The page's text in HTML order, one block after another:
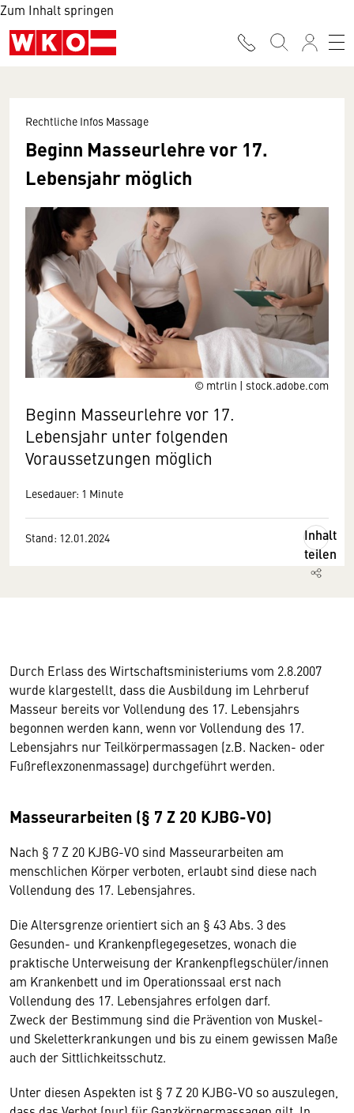
Zum Inhalt springen
© mtrlin | stock.adobe.com
Rechtliche Infos Massage
Beginn Masseurlehre vor 17.
Lebensjahr möglich
Beginn Masseurlehre vor 17.
Lebensjahr unter folgenden
Voraussetzungen möglich
Lesedauer: 1 Minute
Stand: 12.01.2024
Inhalt
teilen
Durch Erlass des Wirtschaftsministeriums vom 2.8.2007
wurde klargestellt, dass die Ausbildung im Lehrberuf
Masseur bereits vor Vollendung des 17. Lebensjahrs
begonnen werden kann, wenn vor Vollendung des 17.
Lebensjahrs nur Teilkörpermassagen (z.B. Nacken- oder
Fußreflexzonenmassage) durchgeführt werden.
Masseurarbeiten (§ 7 Z 20 KJBG-VO)
Nach § 7 Z 20 KJBG-VO sind Masseurarbeiten am
menschlichen Körper verboten, erlaubt sind diese nach
Vollendung des 17. Lebensjahres.
Die Altersgrenze orientiert sich an § 43 Abs. 3 des
Gesunden- und Krankenpflegegesetzes, wonach die
praktische Unterweisung der Krankenpflegschüler/innen
am Krankenbett und im Operationssaal erst nach
Vollendung des 17. Lebensjahres erfolgen darf.
Zweck der Bestimmung sind die Prävention von Muskel-
und Skeletterkrankungen und bis zu einem gewissen Maße
auch der Sittlichkeitsschutz.
Unter diesen Aspekten ist § 7 Z 20 KJBG-VO so auszulegen,